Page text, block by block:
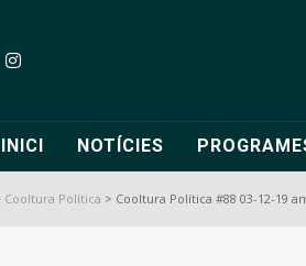
INICI NOTÍCIES
Cooltura Política > Cooltura Política #88 03-12-19